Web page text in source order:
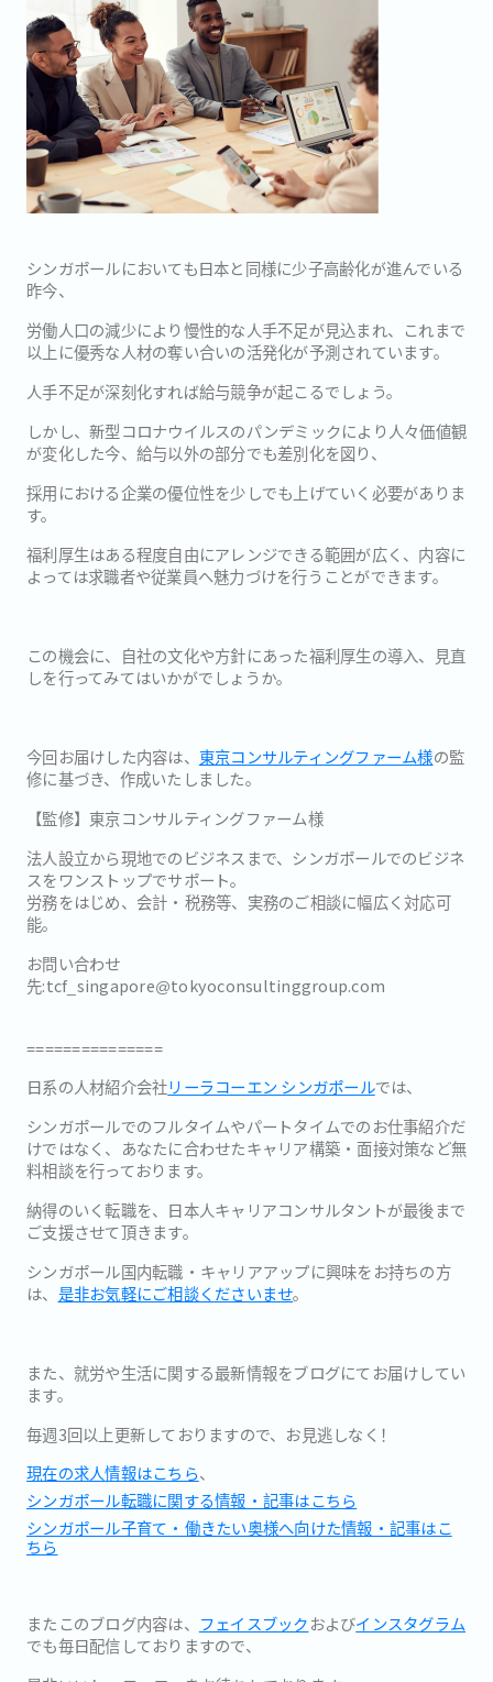
シンガポールにおいても日本と同様に少子高齢化が進んでいる
昨今、
労働人口の減少により慢性的な人手不足が見込まれ、これまで
以上に優秀な人材の奪い合いの活発化が予測されています。
人手不足が深刻化すれば給与競争が起こるでしょう。
しかし、新型コロナウイルスのパンデミックにより人々価値観
が変化した今、給与以外の部分でも差別化を図り、
採用における企業の優位性を少しでも上げていく必要がありま
す。
福利厚生はある程度自由にアレンジできる範囲が広く、内容に
よっては求職者や従業員へ魅力づけを行うことができます。
この機会に、自社の文化や方針にあった福利厚生の導入、見直
しを行ってみてはいかがでしょうか。
今回お届けした内容は、 東京コンサルティングファーム様の監
修に基づき、作成いたしました。
【監修】東京コンサルティングファーム様
法人設立から現地でのビジネスまで、シンガポールでのビジネ
スをワンストップでサポート。
労務をはじめ、会計・税務等、実務のご相談に幅広く対応可
能。
お問い合わせ
先:tcf_singapore@tokyoconsultinggroup.com
===============
日系の人材紹介会社リーラコーエン シンガポールでは、
シンガポールでのフルタイムやパートタイムでのお仕事紹介だ
けではなく、あなたに合わせたキャリア構築・ 面接対策など無
料相談を行っております。
納得のいく転職を、 日本人キャリアコンサルタントが最後まで
ご支援させて頂きます。
シンガポール国内転職・キャリアアップに興味をお持ちの方
は、 是非お気軽にご相談くださいませ。
また、 就労や生活に関する最新情報をブログにてお届けしてい
ます。
毎週3回以上更新しておりますので、お見逃しなく！
現在の求人情報はこちら、
シンガポール転職に関する情報・記事はこちら
シンガポール子育て・働きたい奥様へ向けた情報・記事はこ
ちら
またこのブログ内容は、 フェイスブックおよびインスタグラム
でも毎日配信しておりますので、